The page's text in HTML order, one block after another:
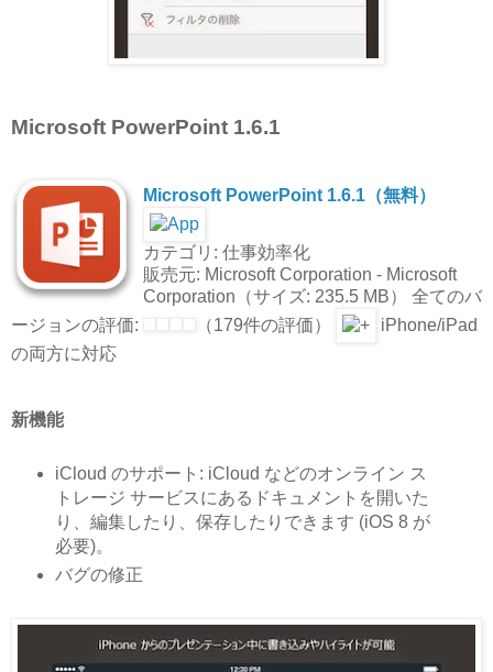
Microsoft PowerPoint 1.6.1
Microsoft PowerPoint 1.6.1（無料）
カテゴリ: 仕事効率化
販売元: Microsoft Corporation - Microsoft
Corporation（サイズ: 235.5 MB） 全てのバ
ージョンの評価:
（179件の評価）
iPhone/iPad
の両方に対応
新機能
iCloud のサポート: iCloud などのオンライン ス
トレージ サービスにあるドキュメントを開いた
り、編集したり、保存したりできます (iOS 8 が
必要)。
バグの修正